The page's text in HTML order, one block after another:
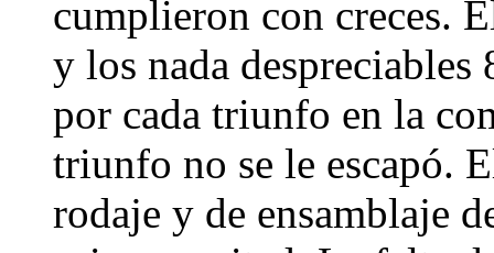
cumplieron con creces.
y los nada
por cada triunfo en la
triunfo no se le escapó.
rodaje y de ensamblaje